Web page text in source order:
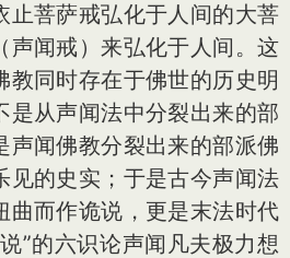
止菩萨戒弘化于人间的大菩
声闻戒）来弘化于人间。这
教同时存在于佛世的历史明
是从声闻法中分裂出来的部
声闻佛教分裂出来的部派佛
见的史实；于是古今声闻法
曲而作诡说，更是末法时代
”的六识论声闻凡夫极力想